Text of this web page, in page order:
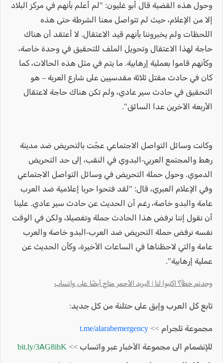
وحول هذه القضية قال أبو غليون: "لم أعلم بأنهم في مركز البلاد
إلا من الإعلام، حيث لم تتواصل معنا الشرطة حتى هذه
اللحظات ولم يخبروننا بأنهم قيد الاعتقال. لا أعتقد أن هناك
حاجة لهذا الاعتقال وتحويل الملف للتحقيق في وحدة خاصة،
وكأنهم قاموا بعملية إرهابية. ما يتم في مثل هذه الحالات، كما
كان في حادث مقتل ثلاثة مقدسيين على شارع العربة – هو
التحقيق في حادث سير عادي، ولم تكن هناك حاجة لاعتقال
الأربعة الآخرين عدا السائق".
وكانت وسائل التواصل الاجتماعي عجّت بالتحريض ضد مدينة
رهط والمجتمع العربي-البدوي في النقب، إلى حد التحريض
الدموي. وحول حملة التحريض في وسائل التواصل الاجتماعي
وفي الإعلام العبري، قال: "لقد فتحوا حربا إعلامية ضد العرب
عامة والبدو خاصة، رغم أن الحديث عن حادث سير عادي. علينا
أن نقول إننا نرفض هذا الحادث جملة وتفصيلا، ولكن في الوقت
نفسه نرفض حملة التحريض ضد العرب-البدو خاصة والعرب
عامة والتي لاحظناها في الساعات الأخيرة، وكأن الحديث عن
عملية إرهابية".
وجدتم خطأ؟ اكتبوا لنا | البريد الأحمر متاح أيضًا على واتساب
تابع كل العرب وإبق على حتلنة من كل جديد:
مجموعة تلجرام >> t.me/alarabemergency
للإنضمام الى مجموعة الأخبار عبر واتساب >> bit.ly/3AG8ibK